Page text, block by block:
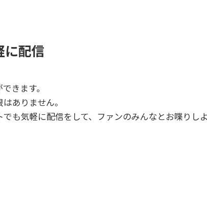
に配信
きます。
ありません。
も気軽に配信をして、ファンのみんなとお喋りし